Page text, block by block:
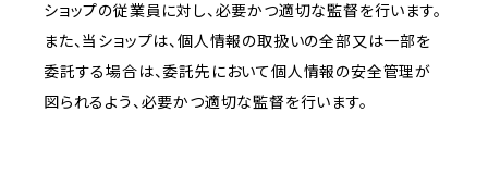
ショップの従業員に対し、必要かつ適切な監督を行います。
また、当ショップは、個人情報の取扱いの全部又は一部を
委託する場合は、委託先において個人情報の安全管理が
図られるよう、必要かつ適切な監督を行います。